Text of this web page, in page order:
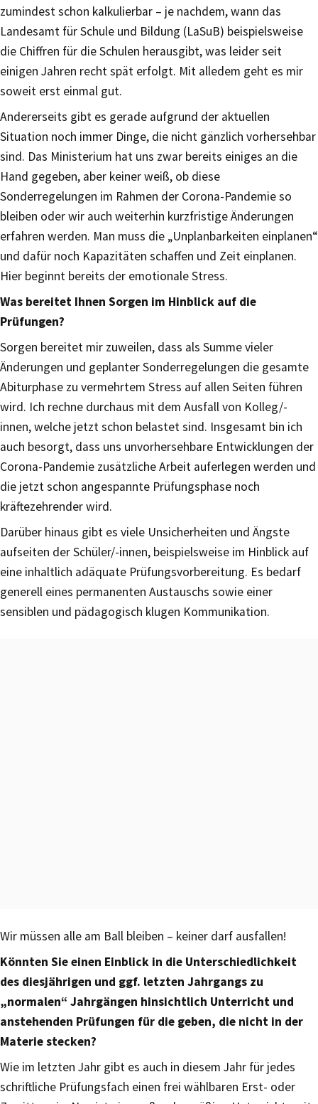
zumindest schon kalkulierbar – je nachdem, wann das
Landesamt für Schule und Bildung (LaSuB) beispielsweise
die Chiffren für die Schulen herausgibt, was leider seit
einigen Jahren recht spät erfolgt. Mit alledem geht es mir
soweit erst einmal gut.
Andererseits gibt es gerade aufgrund der aktuellen
Situation noch immer Dinge, die nicht gänzlich vorhersehbar
sind. Das Ministerium hat uns zwar bereits einiges an die
Hand gegeben, aber keiner weiß, ob diese
Sonderregelungen im Rahmen der Corona-Pandemie so
bleiben oder wir auch weiterhin kurzfristige Änderungen
erfahren werden. Man muss die „Unplanbarkeiten einplanen“
und dafür noch Kapazitäten schaffen und Zeit einplanen.
Hier beginnt bereits der emotionale Stress.
Was bereitet Ihnen Sorgen im Hinblick auf die
Prüfungen?
Sorgen bereitet mir zuweilen, dass als Summe vieler
Änderungen und geplanter Sonderregelungen die gesamte
Abiturphase zu vermehrtem Stress auf allen Seiten führen
wird. Ich rechne durchaus mit dem Ausfall von Kolleg/-
innen, welche jetzt schon belastet sind. Insgesamt bin ich
auch besorgt, dass uns unvorhersehbare Entwicklungen der
Corona-Pandemie zusätzliche Arbeit auferlegen werden und
die jetzt schon angespannte Prüfungsphase noch
kräftezehrender wird.
Darüber hinaus gibt es viele Unsicherheiten und Ängste
aufseiten der Schüler/-innen, beispielsweise im Hinblick auf
eine inhaltlich adäquate Prüfungsvorbereitung. Es bedarf
generell eines permanenten Austauschs sowie einer
sensiblen und pädagogisch klugen Kommunikation.
Wir müssen alle am Ball bleiben – keiner darf ausfallen!
Könnten Sie einen Einblick in die Unterschiedlichkeit
des diesjährigen und ggf. letzten Jahrgangs zu
„normalen“ Jahrgängen hinsichtlich Unterricht und
anstehenden Prüfungen für die geben, die nicht in der
Materie stecken?
Wie im letzten Jahr gibt es auch in diesem Jahr für jedes
schriftliche Prüfungsfach einen frei wählbaren Erst- oder